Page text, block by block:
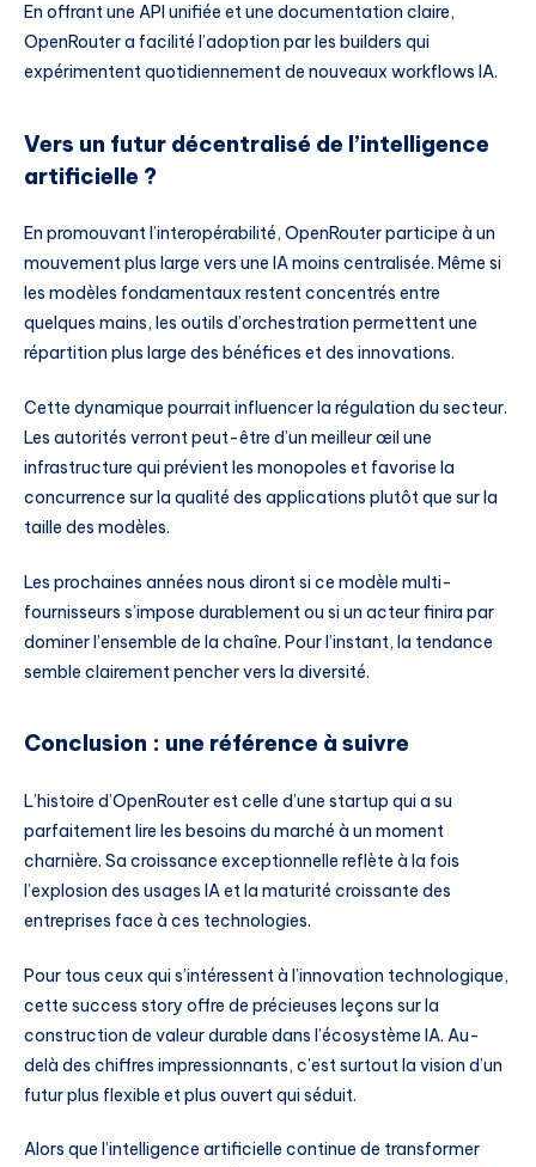
En offrant une API unifiée et une documentation claire,
OpenRouter a facilité l’adoption par les builders qui
expérimentent quotidiennement de nouveaux workflows IA.
Vers un futur décentralisé de l’intelligence
artificielle ?
En promouvant l’interopérabilité, OpenRouter participe à un
mouvement plus large vers une IA moins centralisée. Même si
les modèles fondamentaux restent concentrés entre
quelques mains, les outils d’orchestration permettent une
répartition plus large des bénéfices et des innovations.
Cette dynamique pourrait influencer la régulation du secteur.
Les autorités verront peut-être d’un meilleur œil une
infrastructure qui prévient les monopoles et favorise la
concurrence sur la qualité des applications plutôt que sur la
taille des modèles.
Les prochaines années nous diront si ce modèle multi-
fournisseurs s’impose durablement ou si un acteur finira par
dominer l’ensemble de la chaîne. Pour l’instant, la tendance
semble clairement pencher vers la diversité.
Conclusion : une référence à suivre
L’histoire d’OpenRouter est celle d’une startup qui a su
parfaitement lire les besoins du marché à un moment
charnière. Sa croissance exceptionnelle reflète à la fois
l’explosion des usages IA et la maturité croissante des
entreprises face à ces technologies.
Pour tous ceux qui s’intéressent à l’innovation technologique,
cette success story offre de précieuses leçons sur la
construction de valeur durable dans l’écosystème IA. Au-
delà des chiffres impressionnants, c’est surtout la vision d’un
futur plus flexible et plus ouvert qui séduit.
Alors que l’intelligence artificielle continue de transformer